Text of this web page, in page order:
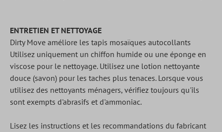
ENTRETIEN ET NETTOYAGE
Dirty Move améliore les tapis mosaïques autocollants
Utilisez uniquement un chiffon humide ou une éponge en
viscose pour le nettoyage. Utilisez une lotion nettoyante
douce (savon) pour les taches plus tenaces. Lorsque vous
utilisez des nettoyants ménagers, vérifiez toujours qu'ils
sont exempts d'abrasifs et d'ammoniac.
Lisez les instructions et les recommandations du fabricant